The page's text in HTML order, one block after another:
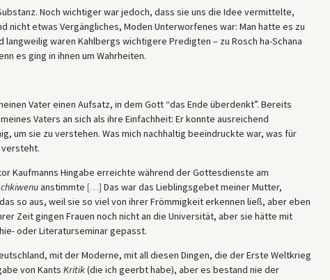
Noch wichtiger war jedoch, dass sie uns die Idee vermittelte,
nicht etwas Vergängliches, Moden Unterworfenes war: Man hatte es zu
waren Kahlbergs wichtigere Predigten – zu Rosch ha-Schana
es ging in ihnen um Wahrheiten.
Vater einen Aufsatz, in dem Gott “das Ende überdenkt”. Bereits
Vaters an sich als ihre Einfachheit: Er konnte ausreichend
um sie zu verstehen. Was mich nachhaltig beeindruckte war, was für
Kaufmanns Hingabe erreichte während der Gottesdienste am
anstimmte […] Das war das Lieblingsgebet meiner Mutter,
so aus, weil sie so viel von ihrer Frömmigkeit erkennen ließ, aber eben
Zeit gingen Frauen noch nicht an die Universität, aber sie hätte mit
oder Literaturseminar gepasst.
mit der Moderne, mit all diesen Dingen, die der Erste Weltkrieg
von Kants Kritik(die ich geerbt habe), aber es bestand nie der